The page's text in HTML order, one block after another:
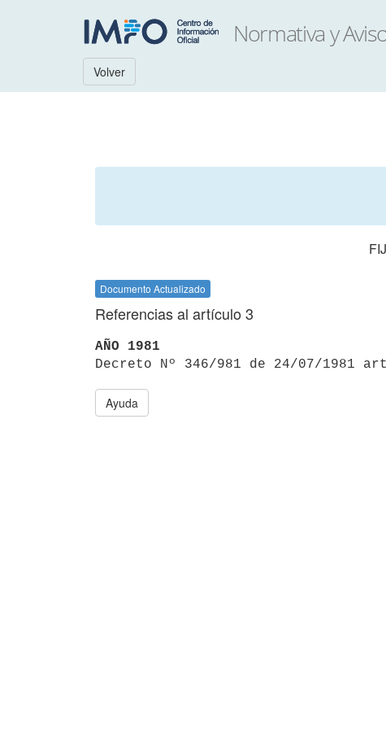
Volver
Documento Actualizado
Referencias al artículo 3
AÑO 1981
Decreto Nº 346/981 de 24/07/1981
Ayuda